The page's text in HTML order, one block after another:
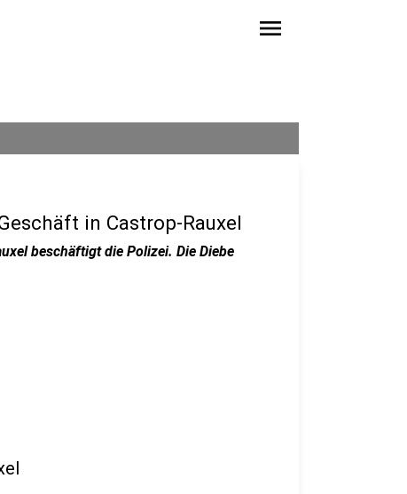
menu
in Castrop-Rauxel
beschäftigt die Polizei. Die Diebe